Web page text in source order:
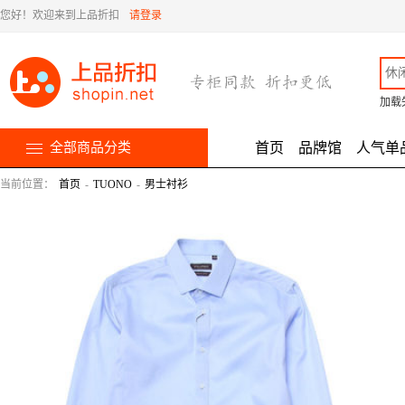
您好！欢迎来到上品折扣 请登录
加载
全部商品分类 首页 品牌馆 人气单
当前位置： 首页 - TUONO - 男士衬衫